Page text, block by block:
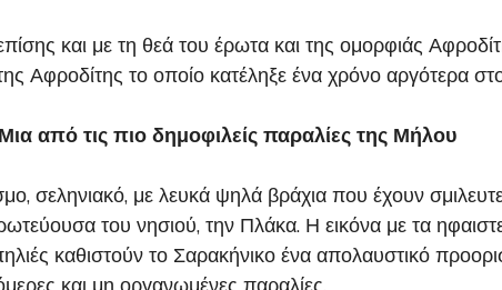
και με τη θεά του έρωτα και της ομορφιάς
Αφροδίτης το οποίο κατέληξε ένα χρόνο αργότερα
από τις πιο δημοφιλείς παραλίες της Μήλου
σεληνιακό, με λευκά ψηλά βράχια που έχουν
του νησιού, την Πλάκα. Η εικόνα με τα
καθιστούν το Σαρακήνικο ένα απολαυστικό